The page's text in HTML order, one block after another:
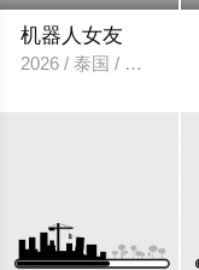
机器人女友
2026 / 泰国 / 安玛莉·